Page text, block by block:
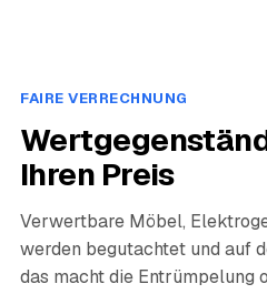
FAIRE VERRECHNUNG
Ihren Preis
Verwertbare Möbel,
werden begutachtet und auf
das macht die Entrümpelung